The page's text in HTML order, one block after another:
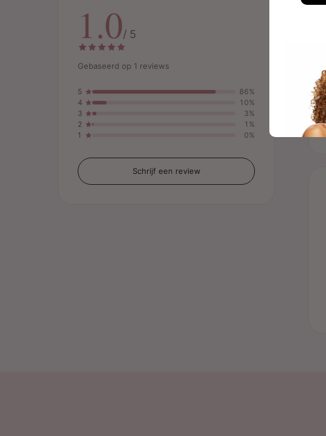
1.0/ 5
Gebaseerd op 1 reviews
5
86%
4
10%
3
3%
2
1%
1
0%
Schrijf een review